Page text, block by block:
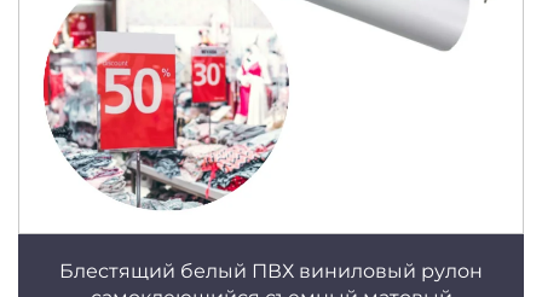
Блестящий белый ПВХ виниловый рулон